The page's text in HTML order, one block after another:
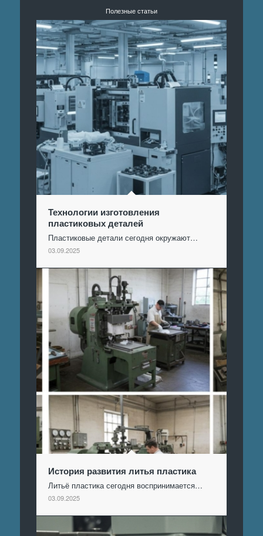
Полезные статьи
Технологии изготовления
пластиковых деталей
Пластиковые детали сегодня окружают…
03.09.2025
История развития литья пластика
Литьё пластика сегодня воспринимается…
03.09.2025